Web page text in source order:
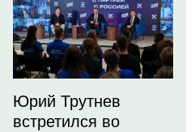
Юрий Трутнев
встретился во